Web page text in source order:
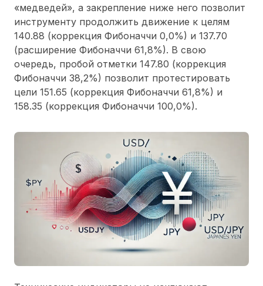
«медведей», а закрепление ниже него позволит
инструменту продолжить движение к целям
140.88 (коррекция Фибоначчи 0,0%) и 137.70
(расширение Фибоначчи 61,8%). В свою
очередь, пробой отметки 147.80 (коррекция
Фибоначчи 38,2%) позволит протестировать
цели 151.65 (коррекция Фибоначчи 61,8%) и
158.35 (коррекция Фибоначчи 100,0%).